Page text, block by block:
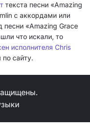
текста песни «Amazing
с аккордами или
песни «Amazing Grace
что искали, то
исполнителя Chris
по сайту.